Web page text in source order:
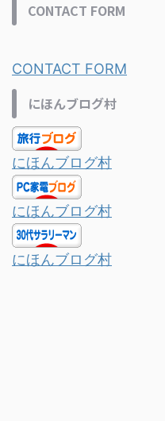
CONTACT FORM
CONTACT FORM
にほんブログ村
にほんブログ村
にほんブログ村
にほんブログ村